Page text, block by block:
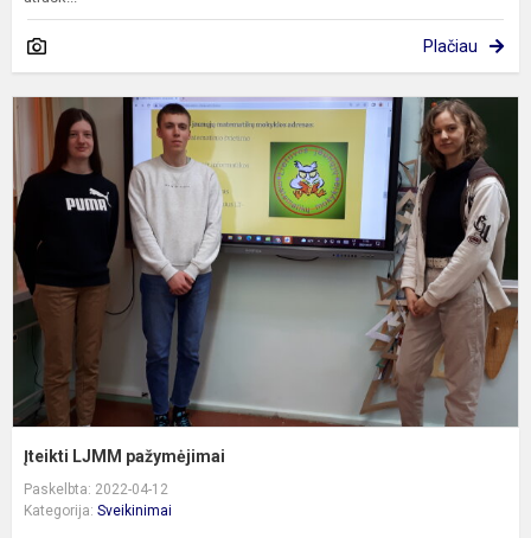
Plačiau
Įteikti LJMM pažymėjimai
Paskelbta: 2022-04-12
Kategorija: Sveikinimai